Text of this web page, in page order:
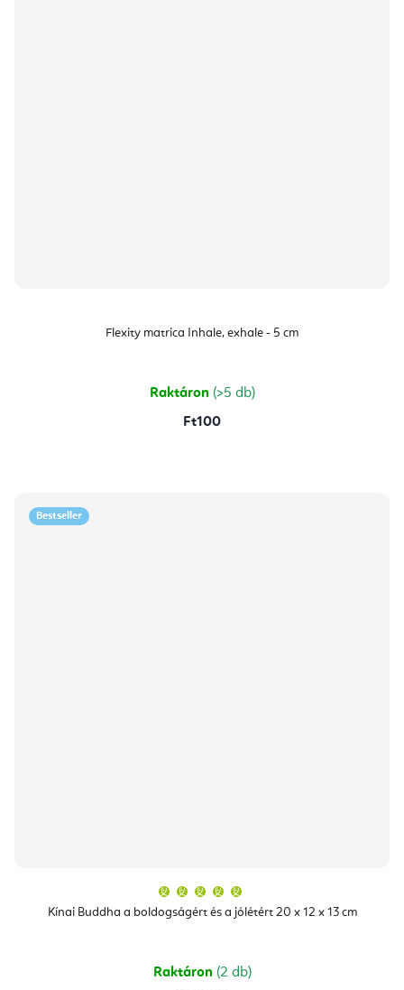
Flexity matrica Inhale, exhale - 5 cm
Raktáron (>5 db)
Ft100
Bestseller
Kínai Buddha a boldogságért és a jólétért 20 x 12 x 13 cm
átlagos
értékelése
csillag.
Raktáron (2 db)